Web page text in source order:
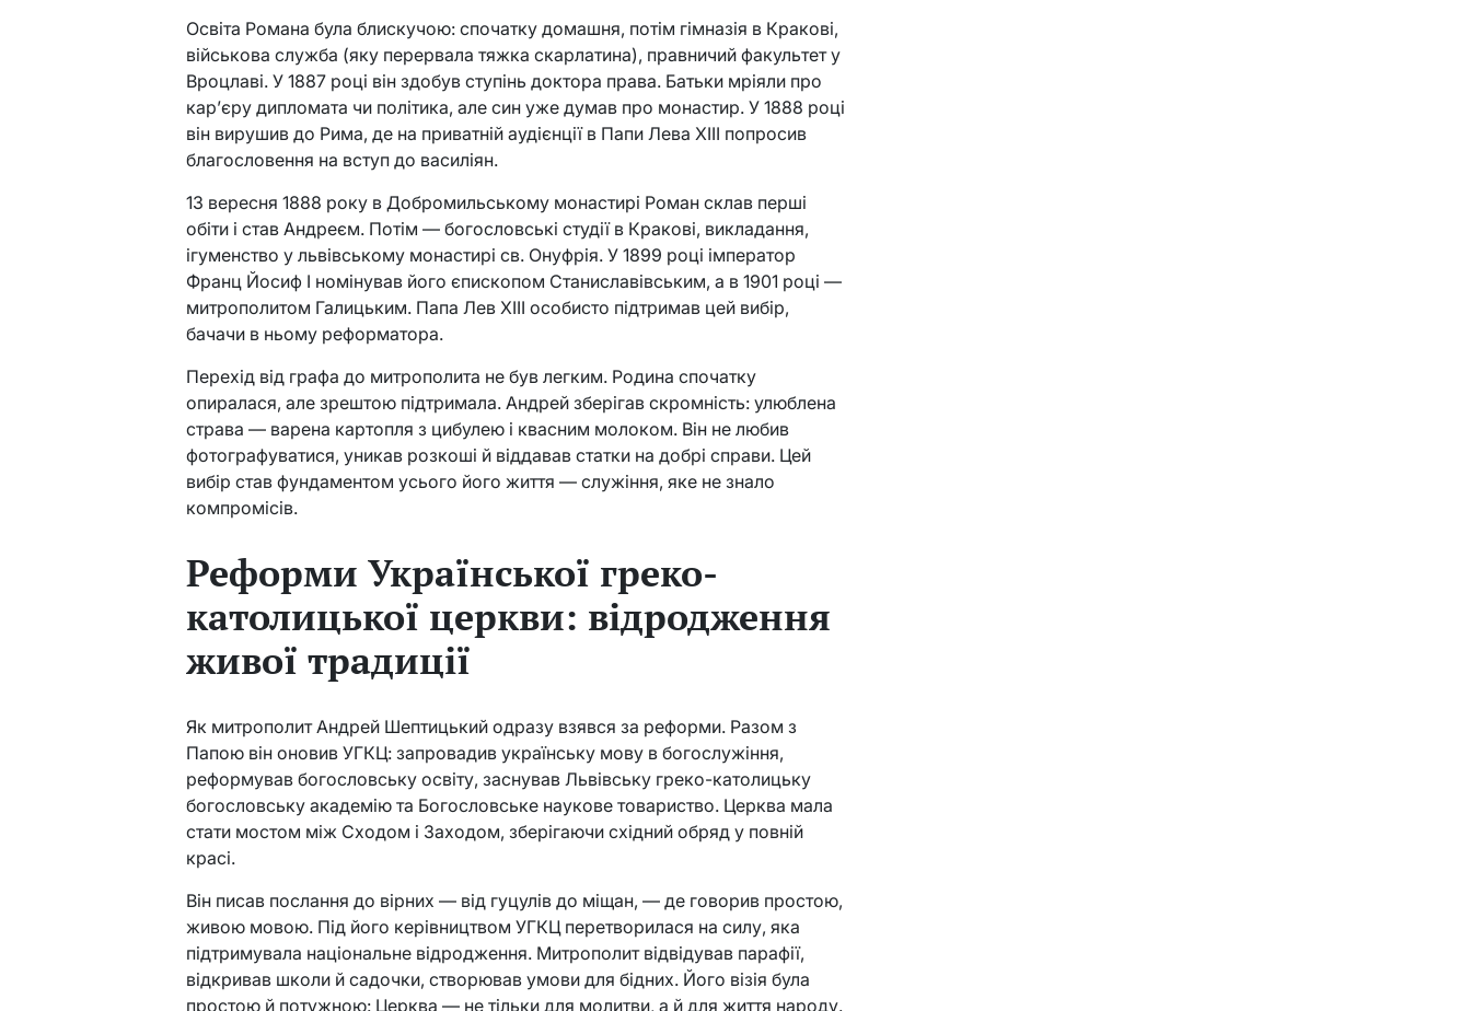
Освіта Романа була блискучою: спочатку домашня, потім гімназія в Кракові,
військова служба (яку перервала тяжка скарлатина), правничий факультет у
Вроцлаві. У 1887 році він здобув ступінь доктора права. Батьки мріяли про
кар’єру дипломата чи політика, але син уже думав про монастир. У 1888 році
він вирушив до Рима, де на приватній аудієнції в Папи Лева XIII попросив
благословення на вступ до василіян.
13 вересня 1888 року в Добромильському монастирі Роман склав перші
обіти і став Андреєм. Потім — богословські студії в Кракові, викладання,
ігуменство у львівському монастирі св. Онуфрія. У 1899 році імператор
Франц Йосиф I номінував його єпископом Станиславівським, а в 1901 році —
митрополитом Галицьким. Папа Лев XIII особисто підтримав цей вибір,
бачачи в ньому реформатора.
Перехід від графа до митрополита не був легким. Родина спочатку
опиралася, але зрештою підтримала. Андрей зберігав скромність: улюблена
страва — варена картопля з цибулею і квасним молоком. Він не любив
фотографуватися, уникав розкоші й віддавав статки на добрі справи. Цей
вибір став фундаментом усього його життя — служіння, яке не знало
компромісів.
Реформи Української греко-
католицької церкви: відродження
живої традиції
Як митрополит Андрей Шептицький одразу взявся за реформи. Разом з
Папою він оновив УГКЦ: запровадив українську мову в богослужіння,
реформував богословську освіту, заснував Львівську греко-католицьку
богословську академію та Богословське наукове товариство. Церква мала
стати мостом між Сходом і Заходом, зберігаючи східний обряд у повній
красі.
Він писав послання до вірних — від гуцулів до міщан, — де говорив простою,
живою мовою. Під його керівництвом УГКЦ перетворилася на силу, яка
підтримувала національне відродження. Митрополит відвідував парафії,
відкривав школи й садочки, створював умови для бідних. Його візія була
простою й потужною: Церква — не тільки для молитви, а й для життя народу.